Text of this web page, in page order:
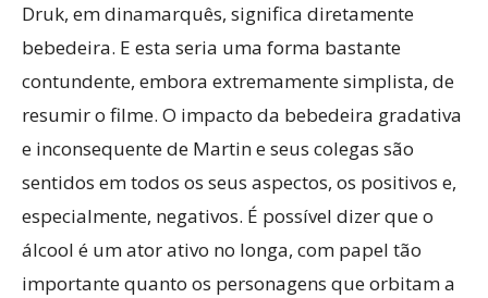
Druk, em dinamarquês, significa diretamente
bebedeira. E esta seria uma forma bastante
contundente, embora extremamente simplista, de
resumir o filme. O impacto da bebedeira gradativa
e inconsequente de Martin e seus colegas são
sentidos em todos os seus aspectos, os positivos e,
especialmente, negativos. É possível dizer que o
álcool é um ator ativo no longa, com papel tão
importante quanto os personagens que orbitam a